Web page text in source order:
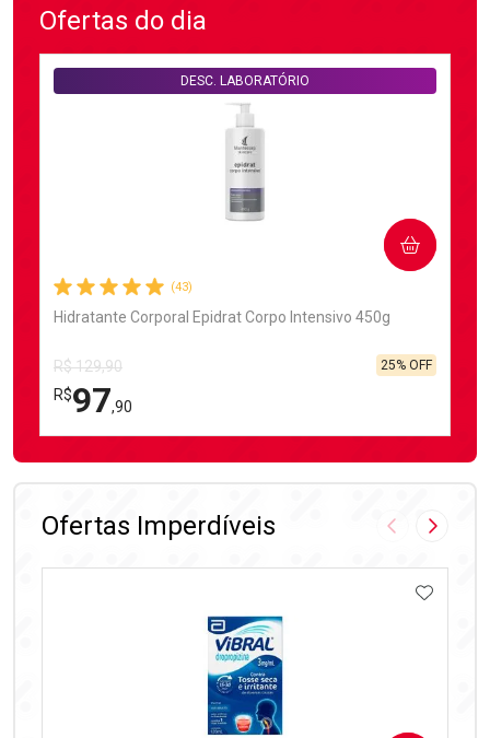
Ofertas do dia
(43)
Hidratante Corporal Epidrat Corpo Intensivo 450g
DESC. LABORATÓRIO
R$ 129,90
R$97,90
25% OFF
COMPRAR
FECHAR
FECHAR
Ofertas Imperdíveis Imagem